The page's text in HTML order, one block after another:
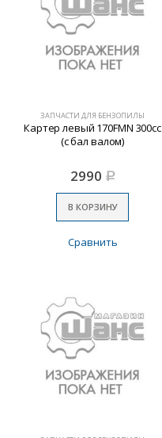
ЗАПЧАСТИ ДЛЯ БЕНЗОПИЛЫ
Картер левый 170FMN 300cc
(с бал валом)
2990 Р
В КОРЗИНУ
Сравнить